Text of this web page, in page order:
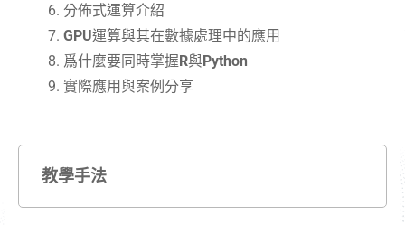
分佈式運算介紹
GPU運算與其在數據處理中的應用
爲什麼要同時掌握R與Python
實際應用與案例分享
教學手法